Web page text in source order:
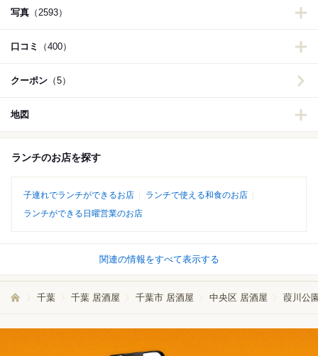
写真 （2593）
口コミ （400）
クーポン （5）
地図
ランチのお店を探す
子連れでランチができるお店
ランチで使える和食のお店
ランチができる日曜営業のお店
関連の情報をすべて表示する
千葉 千葉 居酒屋 千葉市 居酒屋 中央区 居酒屋 葭川公